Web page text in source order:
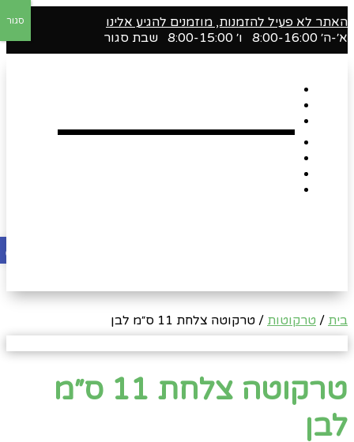
האתר לא פעיל להזמנות, מוזמנים להגיע אלינו
א׳-ה׳ 8:00-16:00 ו׳ 8:00-15:00 שבת סגור
בית / טרקוטות / טרקוטה צלחת 11 ס״מ לבן
טרקוטה צלחת 11 ס״מ
לבן
סגור
פתח